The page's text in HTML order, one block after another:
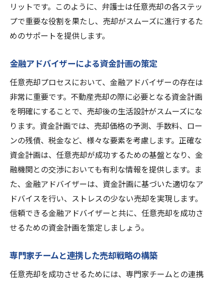
リットです。このように、弁護士は任意売却の各ステッ
プで重要な役割を果たし、売却がスムーズに進行するた
めのサポートを提供します。
金融アドバイザーによる資金計画の策定
任意売却プロセスにおいて、金融アドバイザーの存在は
非常に重要です。不動産売却の際に必要となる資金計画
を明確にすることで、売却後の生活設計がスムーズにな
ります。資金計画では、売却価格の予測、手数料、ロー
ンの残債、税金など、様々な要素を考慮します。正確な
資金計画は、任意売却が成功するための基盤となり、金
融機関との交渉においても有利な情報を提供します。ま
た、金融アドバイザーは、資金計画に基づいた適切なア
ドバイスを行い、ストレスの少ない売却を実現します。
信頼できる金融アドバイザーと共に、任意売却を成功さ
せるための資金計画を策定しましょう。
専門家チームと連携した売却戦略の構築
任意売却を成功させるためには、専門家チームとの連携